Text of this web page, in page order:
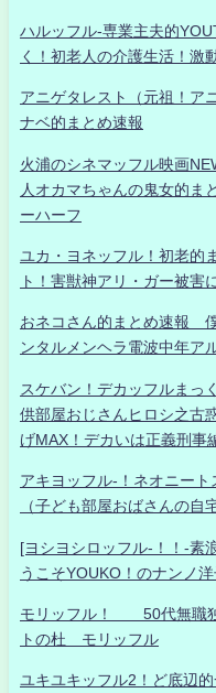
ハルッフル-専業主夫的
く！初老人の介護生活！激
アニゲタレスト（元祖！
ナベ的まとめ速報
火浦のシネマッフル映画
人オカマちゃんの鬼女的ま
ーハーフ
ユカ・ヨネッフル！初老的
ト！害獣神アリ・ガー被害
おネコさん的まとめ速報
ンタルメンヘラ電波中年ア
スケバン！デカッフルまっ
供部屋おじさんヒロシ之古
げMAX！デカいは正義刑事
アキヨッフル-！ネオニート
（子ども部屋おばさんの自
[ヨシヨシロッフル-！！-素
うこそYOUKO！のナンノ
モリッフル！ 50代無職独
トの杜 モリッフル
ユキユキッフル2！ど底辺